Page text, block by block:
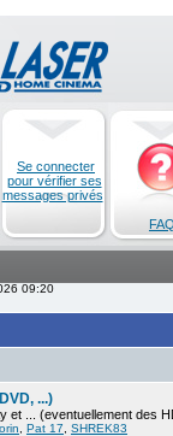
Se connecter
pour vérifier ses
messages privés
FAQ
09:20
...)
et ... (eventuellement des
Pat 17 SHREK83